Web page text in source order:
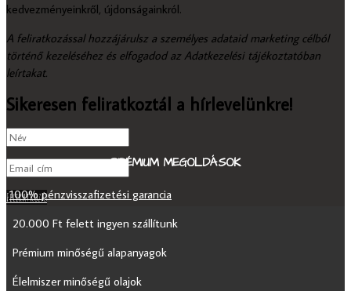
kedvezményeinkről, újdonságainkról.
A feliratkozással hozzájárulsz a személyes adataid marketing célból
történő kezeléséhez és elfogadod az Adatkezelési tájékoztatóban
leírtakat.
Sikeresen feliratkoztál a hírlevelünkre!
Feliratkozás
PRÉMIUM MEGOLDÁSOK
100% pénzvisszafizetési garancia
20.000 Ft felett ingyen szállítunk
Prémium minőségű alapanyagok
Élelmiszer minőségű olajok